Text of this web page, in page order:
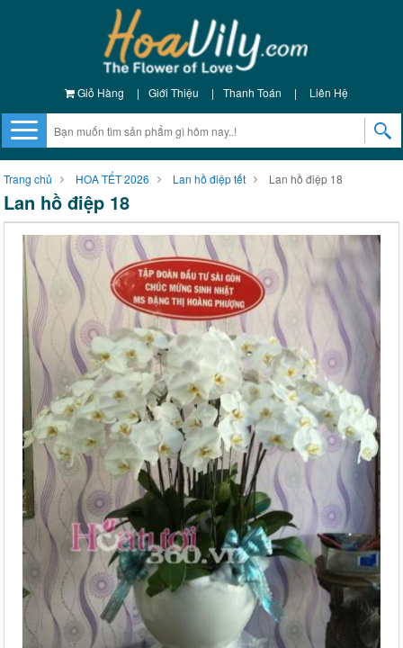
Giỏ Hàng | Giới Thiệu | Thanh Toán | Liên Hệ
Trang chủ HOA TẾT 2026 Lan hồ điệp tết Lan hồ điệp 18
Lan hồ điệp 18